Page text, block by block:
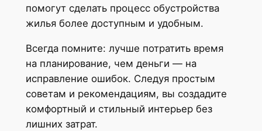
помогут сделать процесс обустройства
жилья более доступным и удобным.
Всегда помните: лучше потратить время
на планирование, чем деньги — на
исправление ошибок. Следуя простым
советам и рекомендациям, вы создадите
комфортный и стильный интерьер без
лишних затрат.